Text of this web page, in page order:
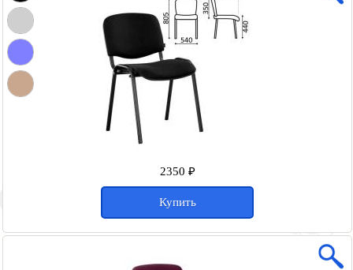
2350 ₽
Купить